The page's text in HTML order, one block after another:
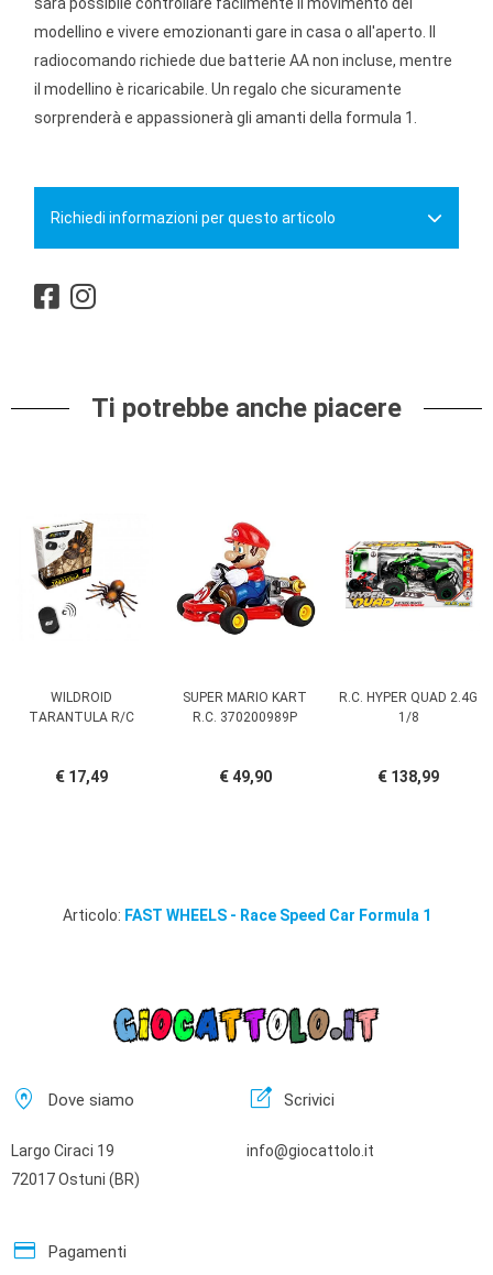
sarà possibile controllare facilmente il movimento del
modellino e vivere emozionanti gare in casa o all'aperto. Il
radiocomando richiede due batterie AA non incluse, mentre
il modellino è ricaricabile. Un regalo che sicuramente
sorprenderà e appassionerà gli amanti della formula 1.
Richiedi informazioni per questo articolo
Ti potrebbe anche piacere
WILDROID
TARANTULA R/C
€ 17,49
SUPER MARIO KART
R.C. 370200989P
€ 49,90
R.C. HYPER QUAD 2.4G
1/8
€ 138,99
Articolo: FAST WHEELS - Race Speed Car Formula 1
home_pin Dove siamo
Largo Ciraci 19
72017 Ostuni (BR)
edit_square Scrivici
info@giocattolo.it
credit_card Pagamenti